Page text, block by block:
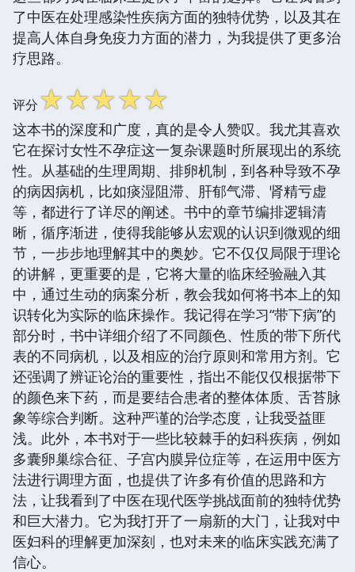
了中医在处理感染性疾病方面的独特优势，以及其在
提高人体自身免疫力方面的潜力，为我提供了更多治
疗思路。
评分☆☆☆☆☆
这本书的深度和广度，真的是令人赞叹。我尤其喜欢
它在探讨女性不孕症这一复杂课题时所展现出的系统
性。从基础的生理周期、排卵机制，到各种导致不孕
的病因病机，比如痰湿阻滞、肝郁气滞、肾精亏虚
等，都进行了详尽的阐述。书中的章节编排逻辑清
晰，循序渐进，使得我能够从宏观的认识到微观的细
节，一步步地理解其中的奥妙。它不仅仅局限于理论
的讲解，更重要的是，它将大量的临床经验融入其
中，通过生动的病案分析，教会我如何将书本上的知
识转化为实际的临床操作。我记得在学习“带下病”的
部分时，书中详细介绍了不同颜色、性质的带下所代
表的不同病机，以及相应的治疗原则和常用方剂。它
还强调了辨证论治的重要性，指出不能仅仅根据带下
的颜色来下药，而是要结合患者的整体体质、舌苔脉
象等综合判断。这种严谨的治学态度，让我受益匪
浅。此外，本书对于一些比较棘手的妇科疾病，例如
多囊卵巢综合征、子宫内膜异位症等，在运用中医方
法进行调理方面，也提供了许多有价值的思路和方
法，让我看到了中医在现代医学挑战面前的独特优势
和巨大潜力。它为我打开了一扇新的大门，让我对中
医妇科的理解更加深刻，也对未来的临床实践充满了
信心。